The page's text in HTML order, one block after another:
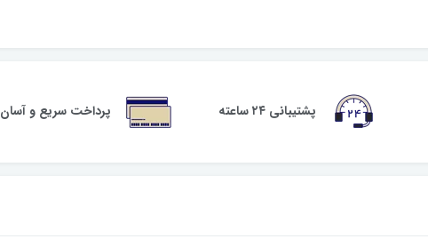
پشتیبانی ۲۴ ساعته پرداخت سریع و آسان